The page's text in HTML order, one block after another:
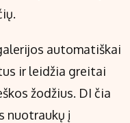
automatiškai
ir leidžia greitai
žodžius. DI čia
nuotraukų į